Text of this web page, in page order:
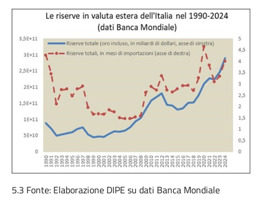
5.3 Fonte: Elaborazione DIPE su dati Banca Mondiale